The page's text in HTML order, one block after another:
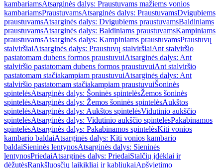
kambariamsAtsarginės dalys: Praustuvams mažiems vonios
kambariamsPraustuvamsAtsarginės dalys: PraustuvamsDvigubiems
praustuvamsAtsarginės dalys: Dvigubiems praustuvamsBaldiniams
praustuvamsAtsarginės dalys: Baldiniams praustuvamsKampiniams
praustuvamsAtsarginės dalys: Kampiniams praustuvamsPraustuvų
stalviršiaiAtsarginės dalys: Praustuvų stalviršiaiAnt stalviršio
pastatomam dubens formos praustuvuiAtsarginės dalys: Ant
stalviršio pastatomam dubens formos praustuvuiAnt stalviršio
pastatomam stačiakampiam praustuvuiAtsarginės dalys: Ant
stalviršio pastatomam stačiakampiam praustuvuiŠoninės
spintelėsAtsarginės dalys: Šoninės spintelėsŽemos šoninės
spintelėsAtsarginės dalys: Žemos šoninės spintelėsAukštos
spintelėsAtsarginės dalys: Aukštos spintelėsVidutinio aukščio
spintelėsAtsarginės dalys: Vidutinio aukščio spintelėsPakabinamos
spintelėsAtsarginės dalys: Pakabinamos spintelėsKiti vonios
kambario baldaiAtsarginės dalys: Kiti vonios kambario
baldaiSieninės lentynosAtsarginės dalys: Sieninės
lentynosPriedaiAtsarginės dalys: PriedaiStalčių įdėklai ir
dėžutėsRankšluosčių laikikliai ir kabliukaiApšvietimo